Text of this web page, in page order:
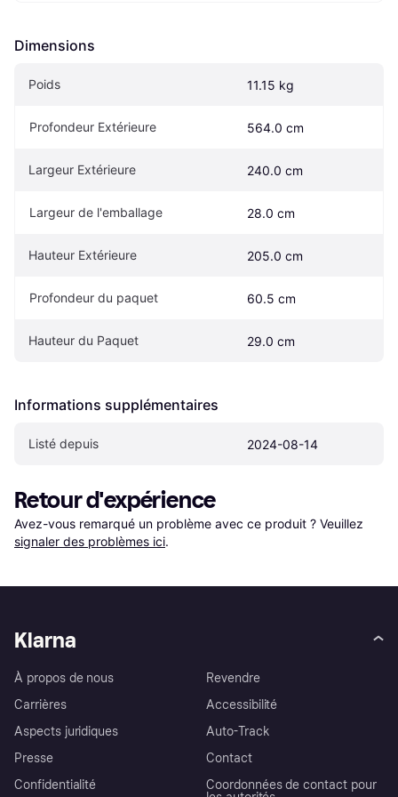
Dimensions
Poids 11.15 kg
Profondeur Extérieure 564.0 cm
Largeur Extérieure 240.0 cm
Largeur de l'emballage 28.0 cm
Hauteur Extérieure 205.0 cm
Profondeur du paquet 60.5 cm
Hauteur du Paquet 29.0 cm
Informations supplémentaires
Listé depuis 2024-08-14
Retour d'expérience
Avez-vous remarqué un problème avec ce produit ? Veuillez
signaler des problèmes ici.
Klarna
À propos de nous
Carrières
Aspects juridiques
Presse
Confidentialité
Revendre
Accessibilité
Auto-Track
Contact
Coordonnées de contact pour